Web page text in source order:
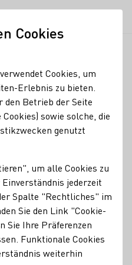
Juliane
IN MANNHEIM / TEAMLEADER
komplettiert als frisch
das Trio der 74.
sie legte einen ebenso
Auftritt im Vorentscheid hin.
die Herstellung von
Cookies
Cookies, um
Erlebnis zu bieten.
den Betrieb der Seite
sowie solche, die
genutzt
um alle Cookies zu
jederzeit
Spalte "Rechtliches" im
Sie den Link "Cookie-
Sie Ihre Präferenzen
Funktionale Cookies
weiterhin